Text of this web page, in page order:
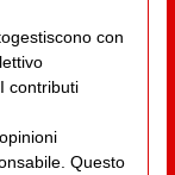
con
contributi
Questo